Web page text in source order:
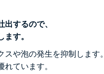
するので、
す。
や泡の発生を抑制します。
ています。